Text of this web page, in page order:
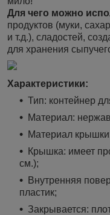
Для чего можно
продуктов (муки,
и т.д.), сладостей,
для хранения
Характеристики:
Тип: контейнер
Материал:
Материал
Крышка: имеет
см.);
Внутренняя
пластик;
Закрывается: